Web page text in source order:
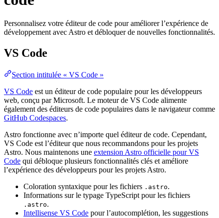
Personnalisez votre éditeur de code pour améliorer l’expérience de
développement avec Astro et débloquer de nouvelles fonctionnalités.
VS Code
Section intitulée « VS Code »
VS Code est un éditeur de code populaire pour les développeurs
web, conçu par Microsoft. Le moteur de VS Code alimente
également des éditeurs de code populaires dans le navigateur comme
GitHub Codespaces.
Astro fonctionne avec n’importe quel éditeur de code. Cependant,
VS Code est l’éditeur que nous recommandons pour les projets
Astro. Nous maintenons une extension Astro officielle pour VS
Code qui débloque plusieurs fonctionnalités clés et améliore
l’expérience des développeurs pour les projets Astro.
Coloration syntaxique pour les fichiers .astro.
Informations sur le typage TypeScript pour les fichiers
.astro.
Intellisense VS Code pour l’autocomplétion, les suggestions